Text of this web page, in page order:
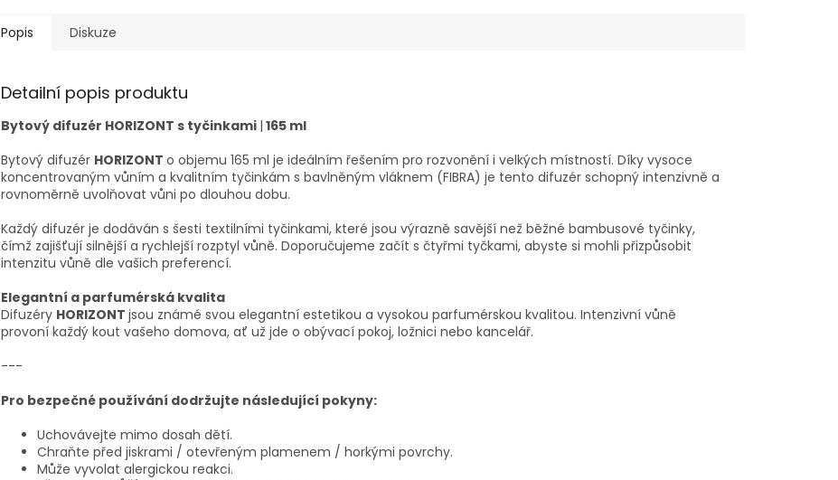
Popis Diskuze
Detailní popis produktu
Bytový difuzér HORIZONT s tyčinkami | 165 ml
Bytový difuzér HORIZONT o objemu 165 ml je ideálním řešením pro rozvonění i velkých místností. Díky vysoce
koncentrovaným vůním a kvalitním tyčinkám s bavlněným vláknem (FIBRA) je tento difuzér schopný intenzivně a
rovnoměrně uvolňovat vůni po dlouhou dobu.
Každý difuzér je dodáván s šesti textilními tyčinkami, které jsou výrazně savější než běžné bambusové tyčinky,
čímž zajišťují silnější a rychlejší rozptyl vůně. Doporučujeme začít s čtyřmi tyčkami, abyste si mohli přizpůsobit
intenzitu vůně dle vašich preferencí.
Elegantní a parfumérská kvalita
Difuzéry HORIZONT jsou známé svou elegantní estetikou a vysokou parfumérskou kvalitou. Intenzivní vůně
provoní každý kout vašeho domova, ať už jde o obývací pokoj, ložnici nebo kancelář.
---
Pro bezpečné používání dodržujte následující pokyny:
Uchovávejte mimo dosah dětí.
Chraňte před jiskrami / otevřeným plamenem / horkými povrchy.
Může vyvolat alergickou reakci.